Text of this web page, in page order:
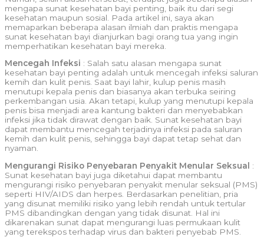
mengapa sunat kesehatan bayi penting, baik itu dari segi
kesehatan maupun sosial. Pada artikel ini, saya akan
memaparkan beberapa alasan ilmiah dan praktis mengapa
sunat kesehatan bayi dianjurkan bagi orang tua yang ingin
memperhatikan kesehatan bayi mereka.
Mencegah Infeksi : Salah satu alasan mengapa sunat
kesehatan bayi penting adalah untuk mencegah infeksi saluran
kemih dan kulit penis. Saat bayi lahir, kulup penis masih
menutupi kepala penis dan biasanya akan terbuka seiring
perkembangan usia. Akan tetapi, kulup yang menutupi kepala
penis bisa menjadi area kantung bakteri dan menyebabkan
infeksi jika tidak dirawat dengan baik. Sunat kesehatan bayi
dapat membantu mencegah terjadinya infeksi pada saluran
kemih dan kulit penis, sehingga bayi dapat tetap sehat dan
nyaman.
Mengurangi Risiko Penyebaran Penyakit Menular Seksual
:
Sunat kesehatan bayi juga diketahui dapat membantu
mengurangi risiko penyebaran penyakit menular seksual (PMS)
seperti HIV/AIDS dan herpes. Berdasarkan penelitian, pria
yang disunat memiliki risiko yang lebih rendah untuk tertular
PMS dibandingkan dengan yang tidak disunat. Hal ini
dikarenakan sunat dapat mengurangi luas permukaan kulit
yang terekspos terhadap virus dan bakteri penyebab PMS.